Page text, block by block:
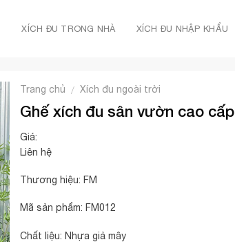
XÍCH ĐU TRONG NHÀ XÍCH ĐU NHẬP KHẨU
Trang chủ / Xích đu ngoài trời
Ghế xích đu sân vườn cao cấp
Giá:
Liên hệ
Thương hiệu: FM
Mã sản phẩm: FM012
Chất liệu: Nhựa giả mây